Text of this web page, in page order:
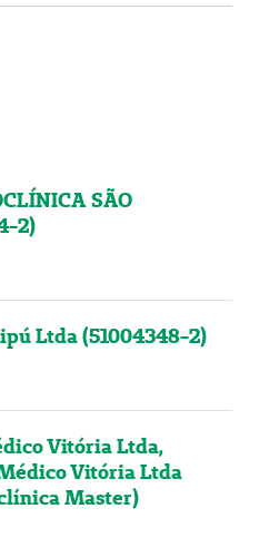
SÃO
2)
Ltda (51004348-2)
Vitória Ltda,
Vitória Ltda
Master)